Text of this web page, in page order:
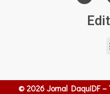
© 2026 Jornal DaquiDF